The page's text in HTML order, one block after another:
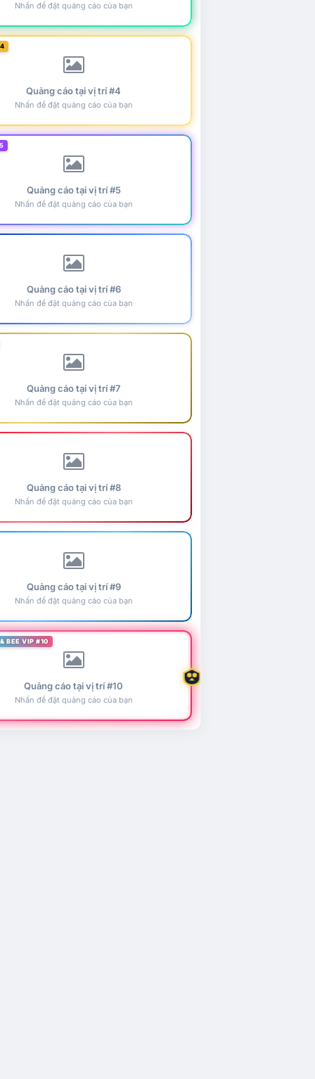
Nhấn để đặt quảng cáo của bạn
Quảng cáo tại vị trí #4
Nhấn để đặt quảng cáo của bạn
Quảng cáo tại vị trí #5
Nhấn để đặt quảng cáo của bạn
Quảng cáo tại vị trí #6
Nhấn để đặt quảng cáo của bạn
Quảng cáo tại vị trí #7
Nhấn để đặt quảng cáo của bạn
Quảng cáo tại vị trí #8
Nhấn để đặt quảng cáo của bạn
Quảng cáo tại vị trí #9
Nhấn để đặt quảng cáo của bạn
BEE VIP #10
Quảng cáo tại vị trí #10
Nhấn để đặt quảng cáo của bạn